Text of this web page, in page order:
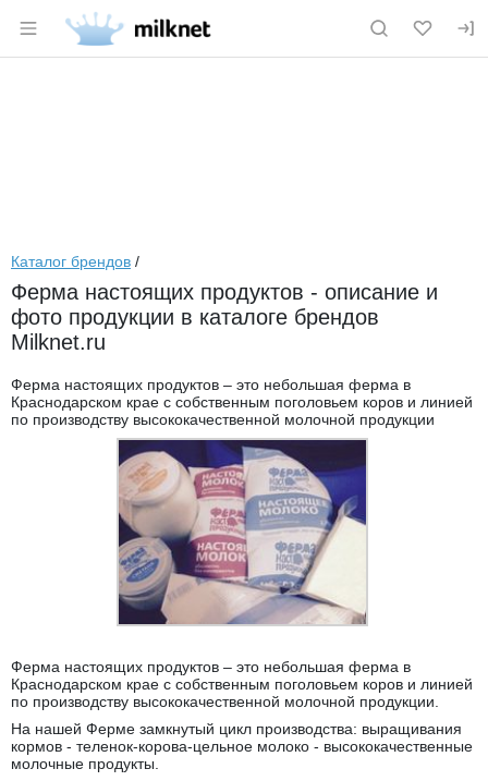
Раздел навигации по сайту milknet.ru
Каталог брендов /
Ферма настоящих продуктов - описание и
фото продукции в каталоге брендов
Milknet.ru
Ферма настоящих продуктов – это небольшая ферма в
Краснодарском крае с собственным поголовьем коров и линией
по производству высококачественной молочной продукции
Ферма настоящих продуктов – это небольшая ферма в
Краснодарском крае с собственным поголовьем коров и линией
по производству высококачественной молочной продукции.
На нашей Ферме замкнутый цикл производства: выращивания
кормов - теленок-корова-цельное молоко - высококачественные
молочные продукты.